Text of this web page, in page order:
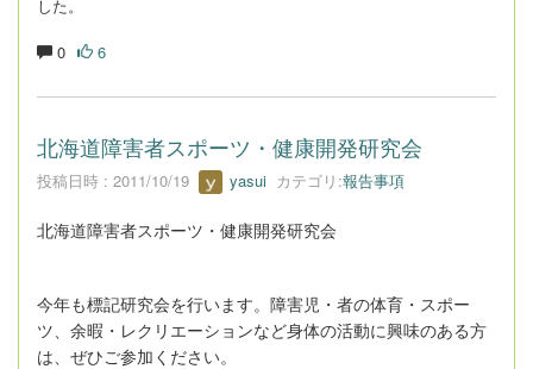
した。
0 6
北海道障害者スポーツ・健康開発研究会
投稿日時 : 2011/10/19 yasui カテゴリ:報告事項
北海道障害者スポーツ・健康開発研究会
今年も標記研究会を行います。障害児・者の体育・スポー
ツ、余暇・レクリエーションなど身体の活動に興味のある方
は、ぜひご参加ください。